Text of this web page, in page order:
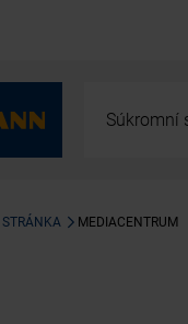
Súkromní
STRÁNKA MEDIACENTRUM